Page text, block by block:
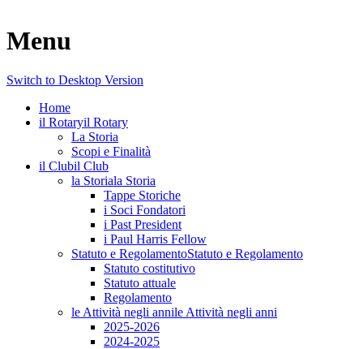
Menu
Switch to Desktop Version
Home
il Rotaryil Rotary
La Storia
Scopi e Finalità
il Clubil Club
la Storiala Storia
Tappe Storiche
i Soci Fondatori
i Past President
i Paul Harris Fellow
Statuto e RegolamentoStatuto e Regolamento
Statuto costitutivo
Statuto attuale
Regolamento
le Attività negli annile Attività negli anni
2025-2026
2024-2025